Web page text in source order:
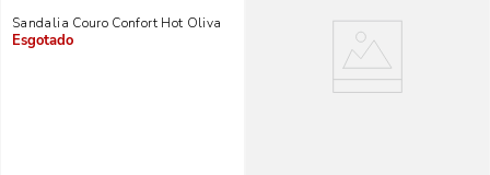
Sandalia Couro Confort Hot Oliva
Indisponível